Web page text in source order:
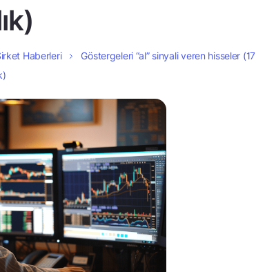
Haberleri
Göstergeleri “al” sinyali veren hisseler (17